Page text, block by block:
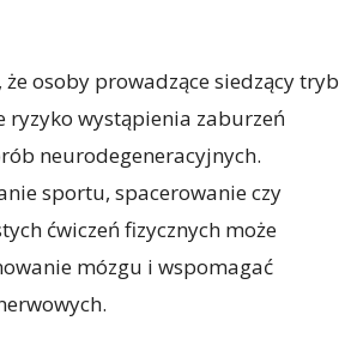
że osoby prowadzące siedzący tryb
ryzyko wystąpienia zaburzeń
neurodegeneracyjnych.
sportu, spacerowanie czy
ćwiczeń fizycznych może
mózgu i wspomagać